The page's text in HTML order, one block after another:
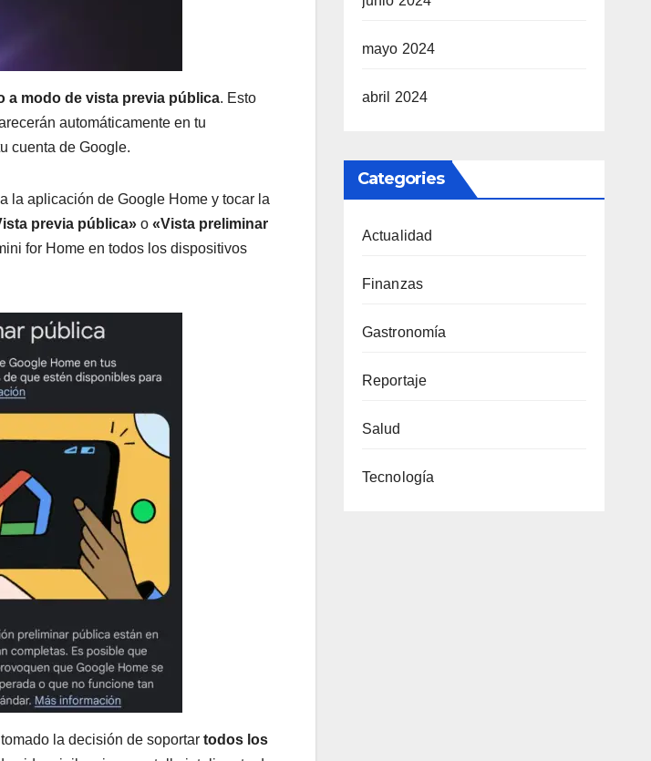
a modo de vista previa pública. Esto
automáticamente en tu
cuenta de Google.
la aplicación de Google Home y tocar la
previa pública» o «Vista preliminar
for Home en todos los dispositivos
la decisión de soportar todos los
mayo 2024
abril 2024
Categories
Actualidad
Finanzas
Gastronomía
Reportaje
Salud
Tecnología